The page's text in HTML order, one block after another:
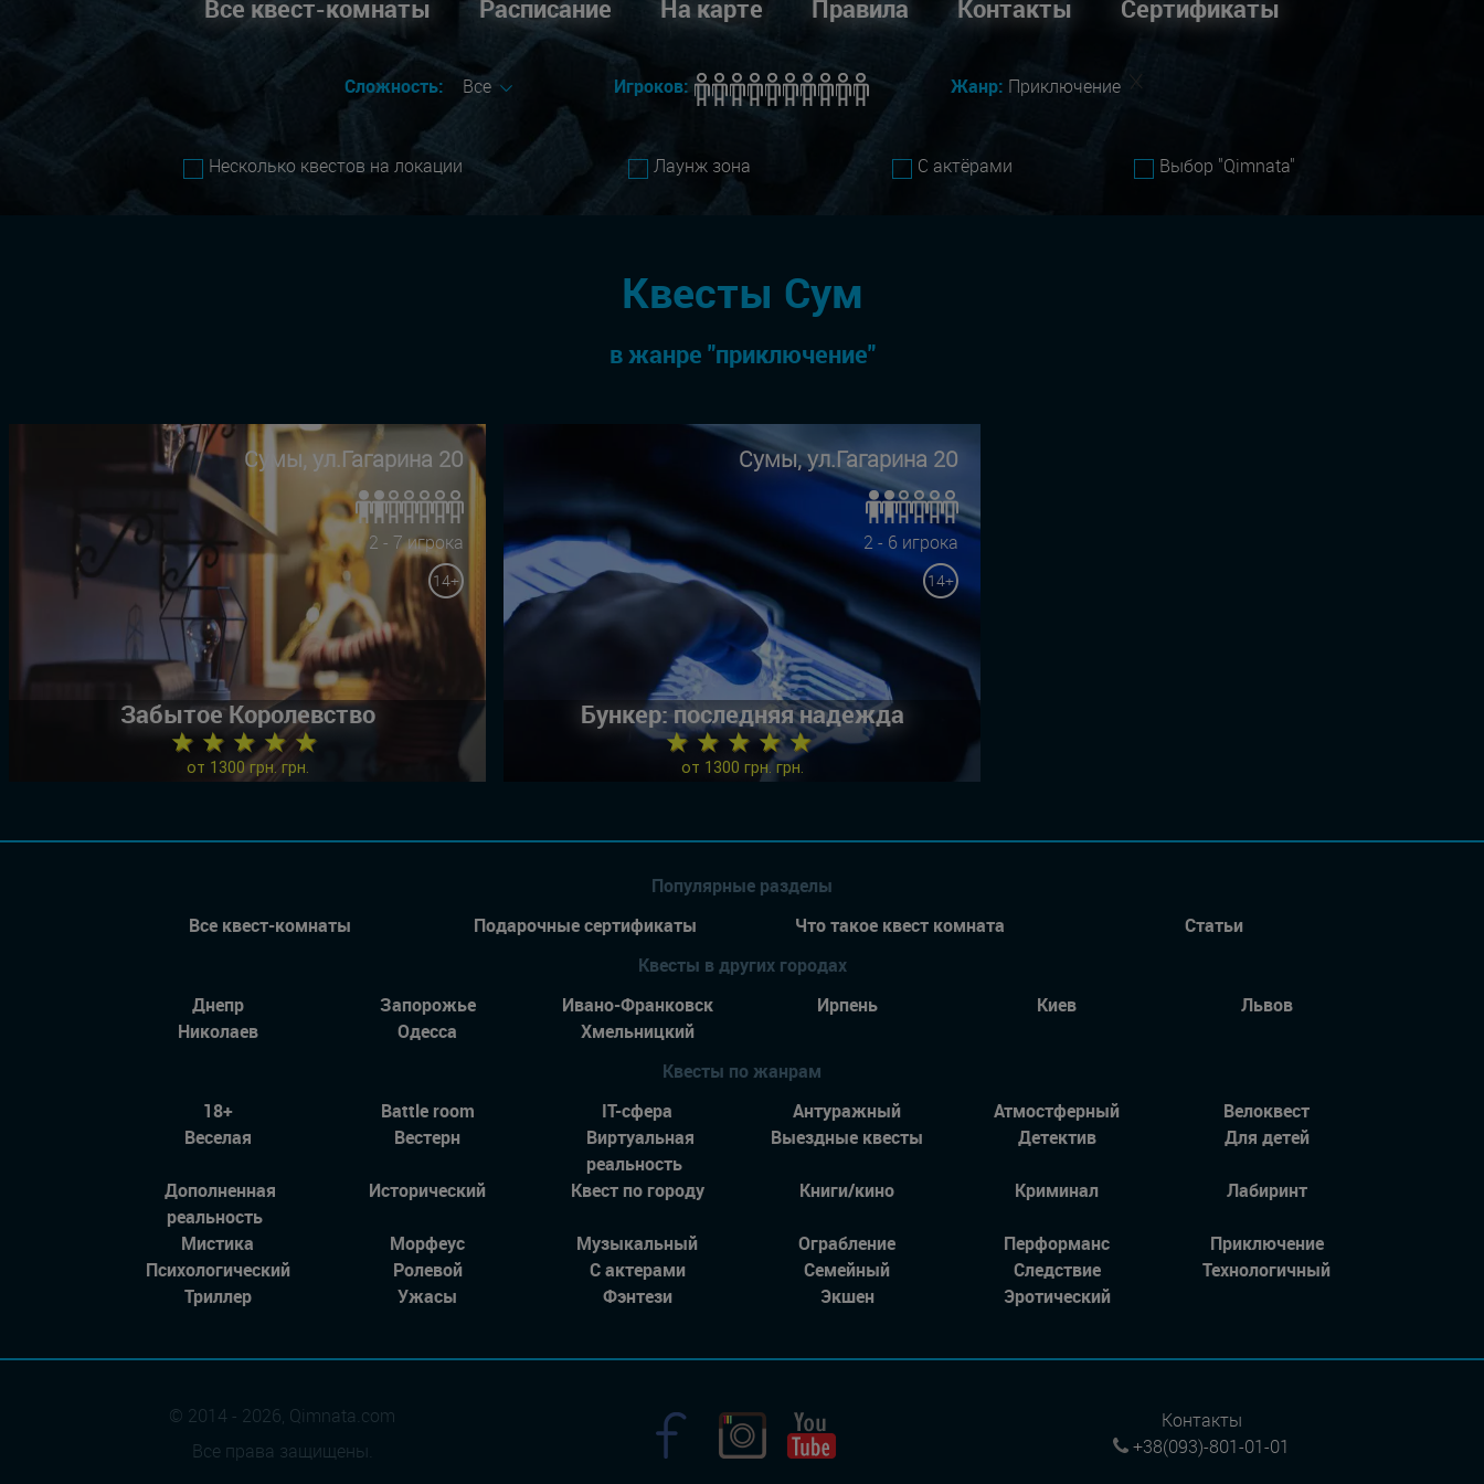
Все квест-комнаты Расписание На карте Правила Контакты Сертификаты
Сложность: Все Игроков: Жанр: Приключение
Несколько квестов на локации Лаунж зона С актёрами Выбор "Qimnata"
Квесты Сум
в жанре "приключение"
Сумы, ул.Гагарина 20
2 - 7 игрока
14+
Забытое Королевство
★ ★ ★ ★ ★
от 1300 грн. грн.
Сумы, ул.Гагарина 20
2 - 6 игрока
14+
Бункер: последняя надежда
★ ★ ★ ★ ★
от 1300 грн. грн.
Популярные разделы
Все квест-комнаты
Подарочные сертификаты Что такое квест комната
Статьи
Квесты в других городах
Днепр
Запорожье Ивано-Франковск Ирпень Киев
Львов
Николаев
Одесса
Хмельницкий
Квесты по жанрам
18+
Battle room IT-сфера Антуражный Атмостферный
Велоквест
Веселая
Вестерн
Виртуальная
реальность
Выездные квесты Детектив Для детей
Дополненная
реальность
Исторический Квест по городу Книги/кино Криминал Лабиринт
Мистика Морфеус Музыкальный Ограбление Перформанс
Приключение
Психологический
Ролевой С актерами Семейный Следствие
Технологичный
Триллер
Ужасы Фэнтези Экшен Эротический
© 2014 - 2026, Qimnata.com
Все права защищены.
Контакты
+38(093)-801-01-01